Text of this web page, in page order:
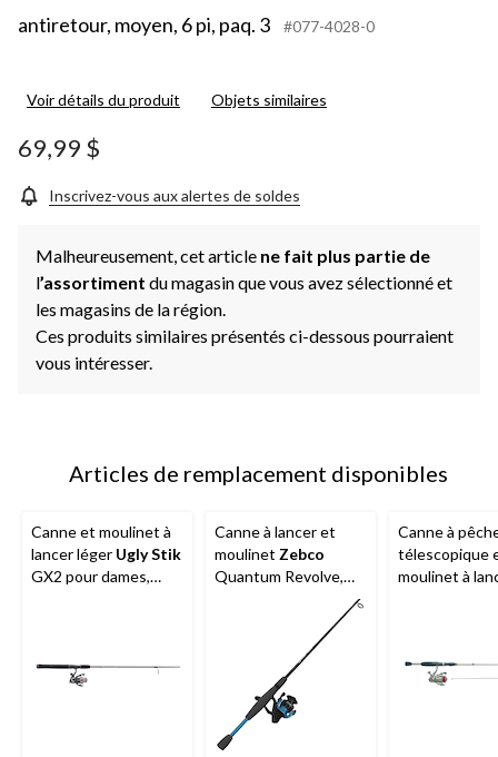
antiretour, moyen, 6 pi, paq. 3
#077-4028-0
Voir détails du produit Objets similaires
69,99 $
Inscrivez-vous aux alertes de soldes
Malheureusement, cet article ne fait plus partie de
l’assortiment du magasin que vous avez sélectionné et
les magasins de la région.
Ces produits similaires présentés ci-dessous pourraient
vous intéresser.
Articles de remplacement disponibles
Canne et moulinet à
lancer léger Ugly Stik
GX2 pour dames,
Canne à lancer et
moulinet Zebco
Quantum Revolve,
Canne à
télescopique
moulinet à